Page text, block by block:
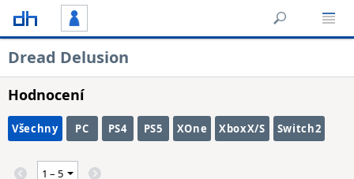
Dread Delusion
Hodnocení
Všechny PC PS4 PS5 XOne XboxX/S Switch2